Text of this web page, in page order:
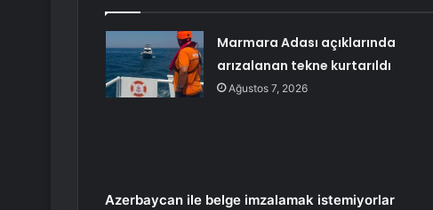
Marmara Adası açıklarında
arızalanan tekne kurtarıldı
Ağustos 7, 2026
Azerbaycan ile belge imzalamak istemiyorlar